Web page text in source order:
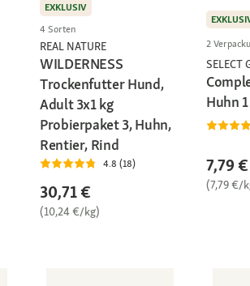
EXKLUSIV
4 Sorten
REAL NATURE
WILDERNESS
Trockenfutter Hund,
Adult 3x1 kg
Probierpaket 3, Huhn,
Rentier, Rind
4.8 (18)
30,71 €
(10,24 €/kg)
2
SELECT
Huhn
7,79 €
(7,79 €/